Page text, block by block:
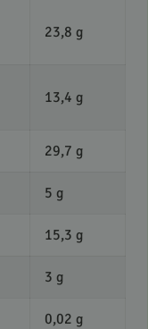
23,8 g
13,4 g
29,7 g
5 g
15,3 g
3 g
0,02 g